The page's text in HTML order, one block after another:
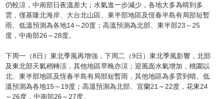
仍較涼，中南部日夜溫差大；水氣進一步減少，各地大多為晴到多
雲，僅基隆北海岸、大台北山區、東半部地區及恆春半島有局部短暫
雨。低溫預測為各地14～20度；高溫預測為北部、東半部23～25
度，中南部26～28度。
下周一（8日）東北季風再增強，下周二（9日）東北季風影響，北部
及東北部天氣稍轉涼，其他地區早晚亦涼；迎風面水氣增加，桃園以
北、東半部地區及恆春半島有局部短暫雨，其他地區為多雲到晴。低
溫預測為各地15～19度；高溫預測為北部、宜蘭21～22度，花東24
～26度，中南部26～27度。